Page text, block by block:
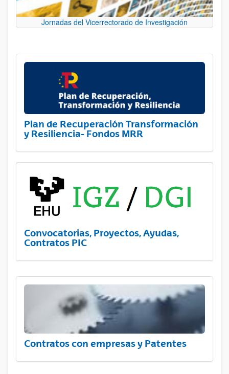
Jornadas del Vicerrectorado de Investigación
Plan de Recuperación Transformación
y Resiliencia- Fondos MRR
Convocatorias, Proyectos, Ayudas,
Contratos PIC
Contratos con empresas y Patentes